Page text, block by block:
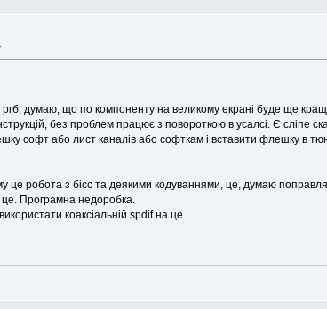
ргб, думаю, що по компоненту на великому екрані буде ще
без проблем працює з повороткою в усалсі. Є сліпе
софт або лист каналів або софткам і вставити флешку в
це робота з бісс та деякими кодуваннями, це, думаю
Програмна недоробка.
коаксіальній spdif на це.